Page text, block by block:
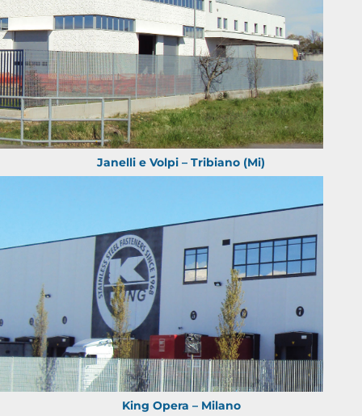
Janelli e Volpi – Tribiano (Mi)
King Opera – Milano